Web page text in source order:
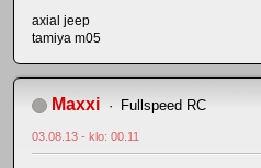
axial jeep
tamiya m05
Maxxi Fullspeed RC
03.08.13 - klo: 00.11